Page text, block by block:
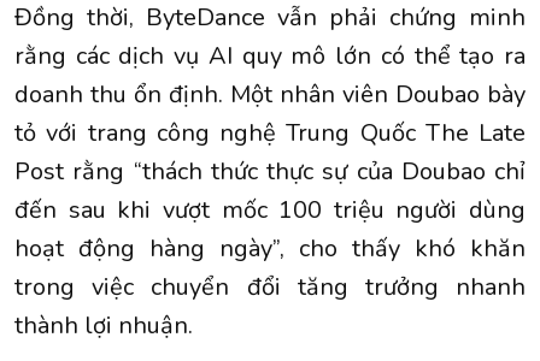
Đồng thời, ByteDance vẫn phải chứng minh
rằng các dịch vụ AI quy mô lớn có thể tạo ra
doanh thu ổn định. Một nhân viên Doubao bày
tỏ với trang công nghệ Trung Quốc The Late
Post rằng “thách thức thực sự của Doubao chỉ
đến sau khi vượt mốc 100 triệu người dùng
hoạt động hàng ngày”, cho thấy khó khăn
trong việc chuyển đổi tăng trưởng nhanh
thành lợi nhuận.